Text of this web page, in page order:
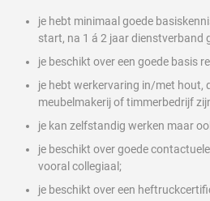
je hebt minimaal goede
start, na 1 á 2 jaar dienstverband
je beschikt over een goede basis
je hebt werkervaring in/met hout,
meubelmakerij of timmerbedrijf
je kan zelfstandig werken maar
je beschikt over goede
vooral collegiaal;
je beschikt over een